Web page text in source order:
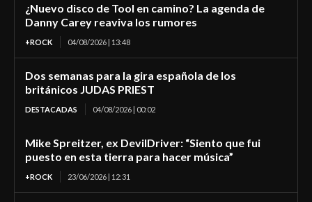
¿Nuevo disco de Tool en camino? La agenda de
Danny Carey reaviva los rumores
+ROCK 04/08/2026 | 13:48
Dos semanas para la gira española de los
británicos JUDAS PRIEST
DESTACADAS 04/08/2026 | 00:02
Mike Spreitzer, ex DevilDriver: “Siento que fui
puesto en esta tierra para hacer música”
+ROCK 23/06/2026 | 12:31